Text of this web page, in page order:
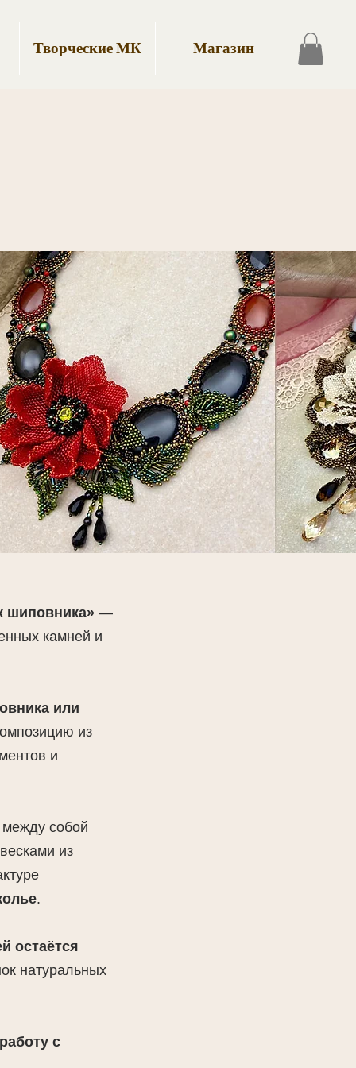
Творческие МК Магазин
шиповника» —
камней и
или
из
и
собой
из
.
остаётся
натуральных
с